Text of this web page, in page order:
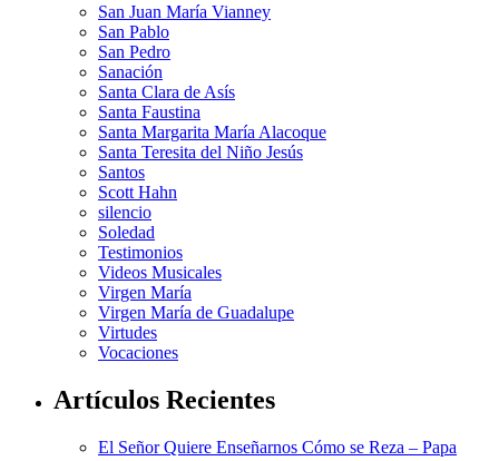
San Juan María Vianney
San Pablo
San Pedro
Sanación
Santa Clara de Asís
Santa Faustina
Santa Margarita María Alacoque
Santa Teresita del Niño Jesús
Santos
Scott Hahn
silencio
Soledad
Testimonios
Videos Musicales
Virgen María
Virgen María de Guadalupe
Virtudes
Vocaciones
Artículos Recientes
El Señor Quiere Enseñarnos Cómo se Reza – Papa